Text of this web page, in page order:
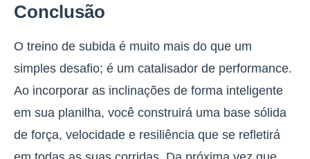
Conclusão
O treino de subida é muito mais do que um
simples desafio; é um catalisador de performance.
Ao incorporar as inclinações de forma inteligente
em sua planilha, você construirá uma base sólida
de força, velocidade e resiliência que se refletirá